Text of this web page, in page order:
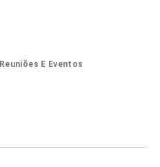
Reuniões E Eventos